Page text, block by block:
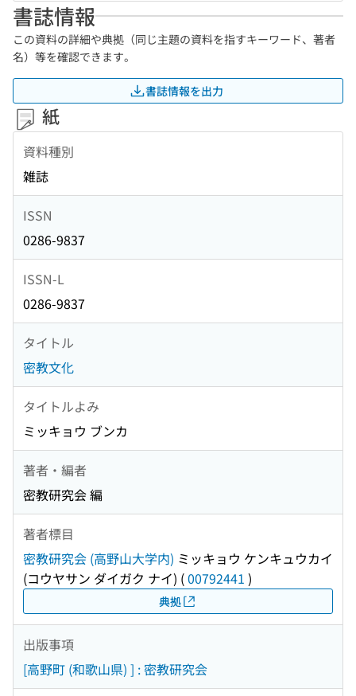
書誌情報
この資料の詳細や典拠（同じ主題の資料を指すキーワード、著者
名）等を確認できます。
書誌情報を出力
紙
資料種別
雑誌
ISSN
0286-9837
ISSN-L
0286-9837
タイトル
密教文化
タイトルよみ
ミッキョウ ブンカ
著者・編者
密教研究会 編
著者標目
密教研究会 (高野山大学内) ミッキョウ ケンキュウカイ
(コウヤサン ダイガク ナイ) (00792441 )
典拠
出版事項
[高野町 (和歌山県) ] : 密教研究会